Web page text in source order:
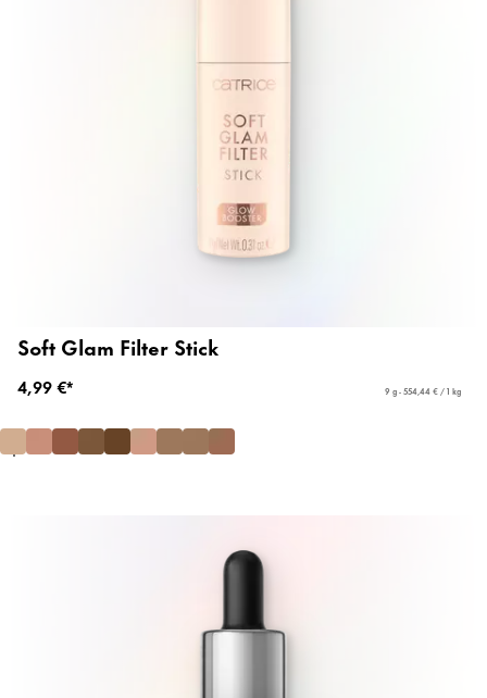
Soft Glam Filter Stick
4,99 €* 9 g - 554,44 € / 1 kg